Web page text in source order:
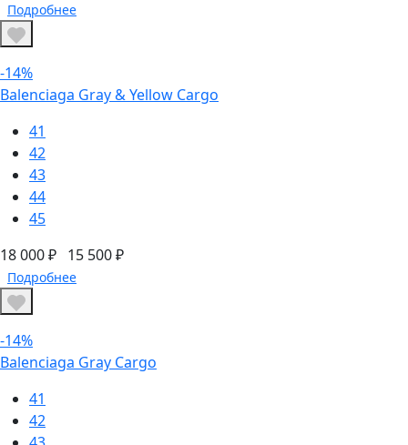
Подробнее
-14%
Balenciaga Gray & Yellow Cargo
41
42
43
44
45
18 000 ₽ 15 500 ₽
Подробнее
-14%
Balenciaga Gray Cargo
41
42